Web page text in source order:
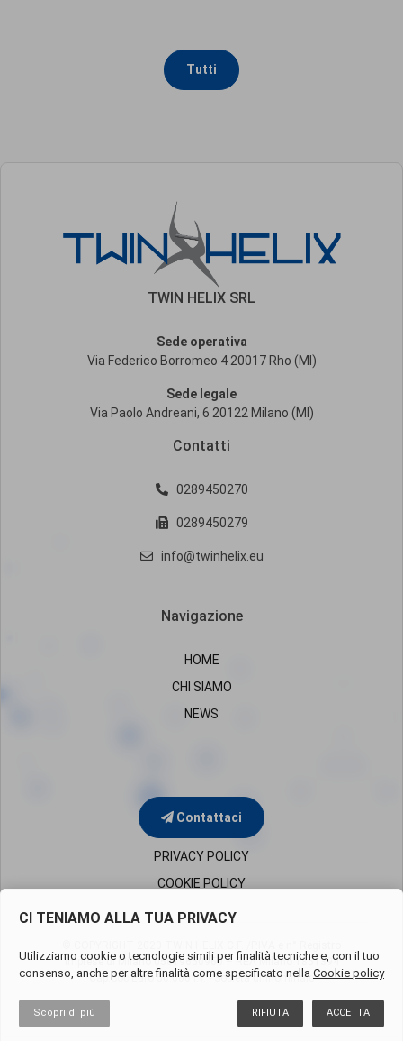
Tutti
TWIN HELIX SRL
Sede operativa
Via Federico Borromeo 4 20017 Rho (MI)
Sede legale
Via Paolo Andreani, 6 20122 Milano (MI)
Contatti
0289450270
0289450279
info@twinhelix.eu
Navigazione
HOME
CHI SIAMO
NEWS
Contattaci
PRIVACY POLICY
COOKIE POLICY
Imprese di Milano05819650960 – REA Milano 1851394
Cap.Soc.Euro 50.000 i.v. - Società uninominale
CI TENIAMO ALLA TUA PRIVACY
Utilizziamo cookie o tecnologie simili per finalità tecniche e, con il tuo
consenso, anche per altre finalità come specificato nella Cookie policy
Scopri di più ACCETTA
RIFIUTA